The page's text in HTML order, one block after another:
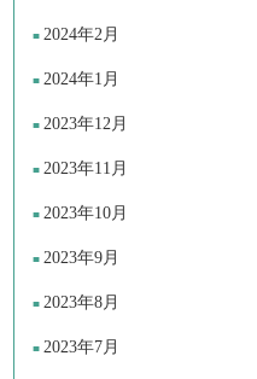
2024年2月
2024年1月
2023年12月
2023年11月
2023年10月
2023年9月
2023年8月
2023年7月